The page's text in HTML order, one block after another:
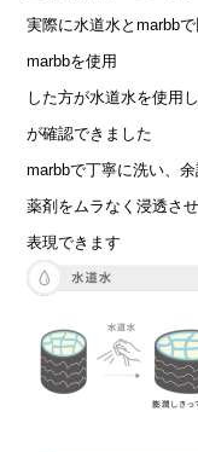
実際に水道水とmarbb
marbbを使用
した方が水道水を使用
が確認できました
marbbで丁寧に洗い、
薬剤をムラなく浸透さ
表現できます